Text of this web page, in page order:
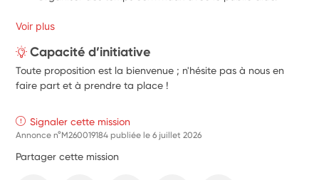
Voir plus
Capacité d’initiative
Toute proposition est la bienvenue ; n'hésite pas à nous en
faire part et à prendre ta place !
Signaler cette mission
Annonce n°M260019184 publiée le6 juillet 2026
Partager cette mission